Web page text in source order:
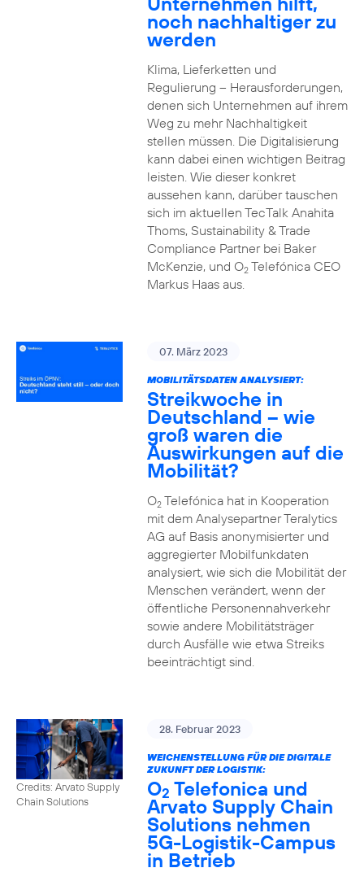
noch nachhaltiger zu
werden
Klima, Lieferketten und
Regulierung – Herausforderungen,
denen sich Unternehmen auf ihrem
Weg zu mehr Nachhaltigkeit
stellen müssen. Die Digitalisierung
kann dabei einen wichtigen Beitrag
leisten. Wie dieser konkret
aussehen kann, darüber tauschen
sich im aktuellen TecTalk Anahita
Thoms, Sustainability & Trade
Compliance Partner bei Baker
McKenzie, und O2Telefónica CEO
Markus Haas aus.
07. März 2023
MOBILITÄTSDATEN ANALYSIERT:
Streikwoche in
Deutschland – wie
groß waren die
Auswirkungen auf die
Mobilität?
O2Telefónica hat in Kooperation
mit dem Analysepartner Teralytics
AG auf Basis anonymisierter und
aggregierter Mobilfunkdaten
analysiert, wie sich die Mobilität der
Menschen verändert, wenn der
öffentliche Personennahverkehr
sowie andere Mobilitätsträger
durch Ausfälle wie etwa Streiks
beeinträchtigt sind.
Credits: Arvato Supply
Chain Solutions
28. Februar 2023
WEICHENSTELLUNG FÜR DIE DIGITALE
ZUKUNFT DER LOGISTIK:
O2 Telefonica und
Arvato Supply Chain
Solutions nehmen
5G-Logistik-Campus
in Betrieb